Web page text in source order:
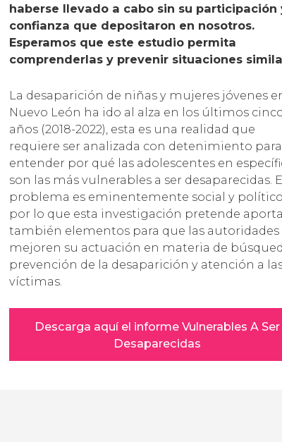
haberse llevado a cabo sin su participación
confianza que depositaron en nosotros.
Esperamos que este estudio permita
comprenderlas y prevenir situaciones
La desaparición de niñas y mujeres jóvenes
Nuevo León ha ido al alza en los últimos
años (2018-2022), esta es una realidad que
requiere ser analizada con detenimiento para
entender por qué las adolescentes en
son las más vulnerables a ser desaparecidas.
problema es eminentemente social y político,
por lo que esta investigación pretende
también elementos para que las autoridades
mejoren su actuación en materia de
prevención de la desaparición y atención a
víctimas.
Descarga aquí el informe Vulnerables A Ser
Desaparecidas